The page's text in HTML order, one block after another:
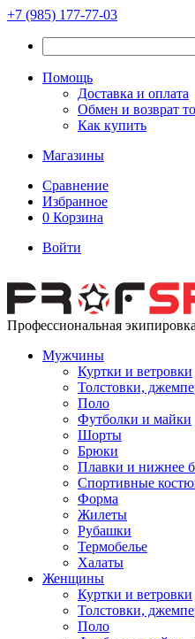
+7 (985) 177-77-03
Помощь
Доставка и оплата
Обмен и возврат
Как купить
Магазины
Сравнение
Избранное
0 Корзина
Войти
Профессиональная
Мужчины
Куртки и ветровки
Толстовки,
Поло
Футболки и майки
Шорты
Брюки
Плавки и нижнее
Спортивные
Форма
Жилеты
Рубашки
Термобелье
Халаты
Женщины
Куртки и ветровки
Толстовки,
Поло